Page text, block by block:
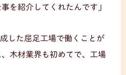
を紹介してくれたんです」
した屈足工場で働くことが
木材業界も初めてで、工場